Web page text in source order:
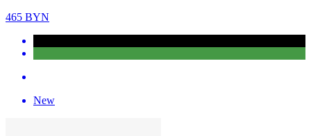
465 BYN
New